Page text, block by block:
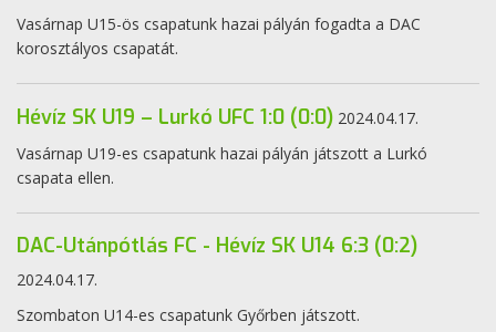
Vasárnap U15-ös csapatunk hazai pályán fogadta a DAC
korosztályos csapatát.
Hévíz SK U19 – Lurkó UFC 1:0 (0:0) 2024.04.17.
Vasárnap U19-es csapatunk hazai pályán játszott a Lurkó
csapata ellen.
DAC-Utánpótlás FC - Hévíz SK U14 6:3 (0:2)
2024.04.17.
Szombaton U14-es csapatunk Győrben játszott.